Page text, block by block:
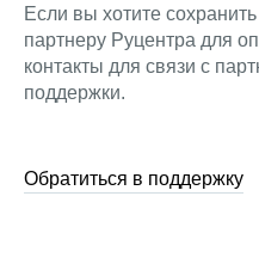
Если вы хотите
партнеру Руцентра для
контакты для связи с
поддержки.
Обратиться в поддержку